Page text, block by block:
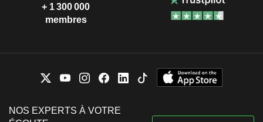
+ 1 300 000
membres
NOS EXPERTS À VOTRE